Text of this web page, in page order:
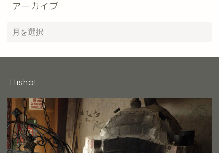
アーカイブ
Hisho!